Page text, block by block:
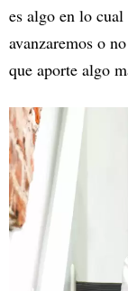
es algo en lo
avanzaremos o
que aporte algo